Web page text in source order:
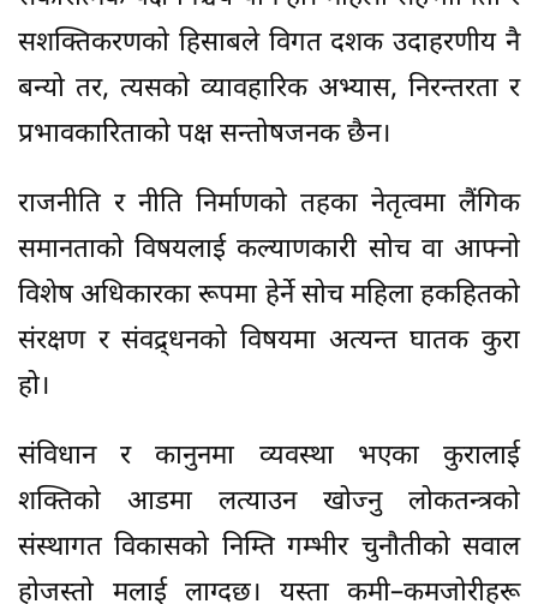
सशक्तिकरणको हिसाबले विगत दशक उदाहरणीय नै
बन्यो तर, त्यसको व्यावहारिक अभ्यास, निरन्तरता र
प्रभावकारिताको पक्ष सन्तोषजनक छैन।
राजनीति र नीति निर्माणको तहका नेतृत्वमा लैंगिक
समानताको विषयलाई कल्याणकारी सोच वा आफ्नो
विशेष अधिकारका रूपमा हेर्ने सोच महिला हकहितको
संरक्षण र संवद्र्धनको विषयमा अत्यन्त घातक कुरा
हो।
संविधान र कानुनमा व्यवस्था भएका कुरालाई
शक्तिको आडमा लत्याउन खोज्नु लोकतन्त्रको
संस्थागत विकासको निम्ति गम्भीर चुनौतीको सवाल
होजस्तो मलाई लाग्दछ। यस्ता कमी–कमजोरीहरू